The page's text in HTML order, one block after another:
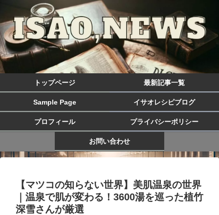
トップページ 最新記事一覧
Sample Page イサオレシピブログ
プロフィール プライバシーポリシー
お問い合わせ
【マツコの知らない世界】美肌温泉の世界
｜温泉で肌が変わる！3600湯を巡った植竹
深雪さんが厳選